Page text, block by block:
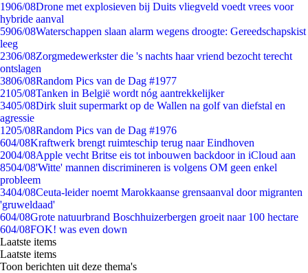
1906/08Drone met explosieven bij Duits vliegveld voedt vrees voor
hybride aanval
5906/08Waterschappen slaan alarm wegens droogte: Gereedschapskist
leeg
2306/08Zorgmedewerkster die 's nachts haar vriend bezocht terecht
ontslagen
3806/08Random Pics van de Dag #1977
2105/08Tanken in België wordt nóg aantrekkelijker
3405/08Dirk sluit supermarkt op de Wallen na golf van diefstal en
agressie
1205/08Random Pics van de Dag #1976
604/08Kraftwerk brengt ruimteschip terug naar Eindhoven
2004/08Apple vecht Britse eis tot inbouwen backdoor in iCloud aan
8504/08'Witte' mannen discrimineren is volgens OM geen enkel
probleem
3404/08Ceuta-leider noemt Marokkaanse grensaanval door migranten
'gruweldaad'
604/08Grote natuurbrand Boschhuizerbergen groeit naar 100 hectare
604/08FOK! was even down
Laatste items
Laatste items
Toon berichten uit deze thema's